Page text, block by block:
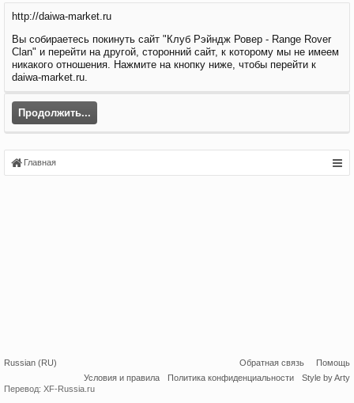
http://daiwa-market.ru
Вы собираетесь покинуть сайт "Клуб Рэйндж Ровер - Range Rover
Clan" и перейти на другой, сторонний сайт, к которому мы не имеем
никакого отношения. Нажмите на кнопку ниже, чтобы перейти к
daiwa-market.ru.
Продолжить...
Главная
Russian (RU) Обратная связь
Помощь
Условия и правила
Политика конфиденциальности
Style by Arty
Перевод: XF-Russia.ru